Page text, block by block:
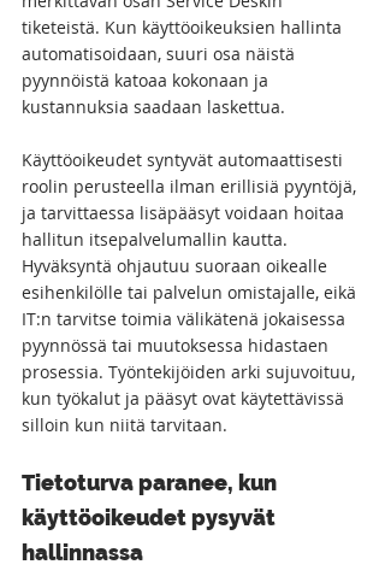
tiketeistä. Kun käyttöoikeuksien hallinta
automatisoidaan, suuri osa näistä
pyynnöistä katoaa kokonaan ja
kustannuksia saadaan laskettua.
Käyttöoikeudet syntyvät automaattisesti
roolin perusteella ilman erillisiä pyyntöjä,
ja tarvittaessa lisäpääsyt voidaan hoitaa
hallitun itsepalvelumallin kautta.
Hyväksyntä ohjautuu suoraan oikealle
esihenkilölle tai palvelun omistajalle, eikä
IT:n tarvitse toimia välikätenä jokaisessa
pyynnössä tai muutoksessa hidastaen
prosessia. Työntekijöiden arki sujuvoituu,
kun työkalut ja pääsyt ovat käytettävissä
silloin kun niitä tarvitaan.
Tietoturva paranee, kun
käyttöoikeudet pysyvät
hallinnassa